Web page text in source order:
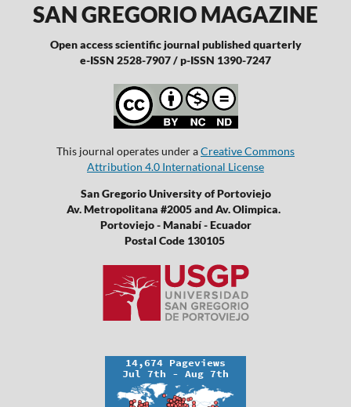
SAN GREGORIO MAGAZINE
Open access scientific journal published quarterly
e-ISSN 2528-7907 / p-ISSN 1390-7247
This journal operates under aCreative Commons
Attribution 4.0 International License
San Gregorio University of Portoviejo
Av. Metropolitana #2005 and Av. Olimpica.
Portoviejo - Manabí - Ecuador
Postal Code 130105